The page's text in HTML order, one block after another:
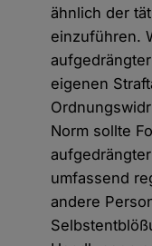
ähnlich der
einzuführen.
eigenen
Norm sollte
umfassend
andere